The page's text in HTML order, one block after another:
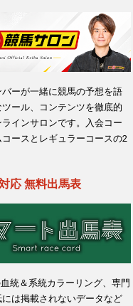
ーが一緒に競馬の予想を語
ール、コンテンツを徹底的
インサロンです。入会コー
ースとレギュラーコースの2
応 無料出馬表
統＆系統カラーリング、専門
は掲載されないデータなど